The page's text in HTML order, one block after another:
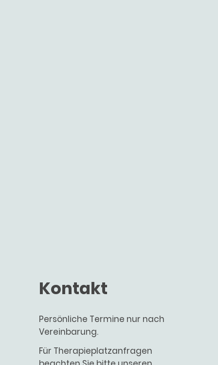
Kontakt
Persönliche Termine nur nach
Vereinbarung.
Für Therapieplatzanfragen